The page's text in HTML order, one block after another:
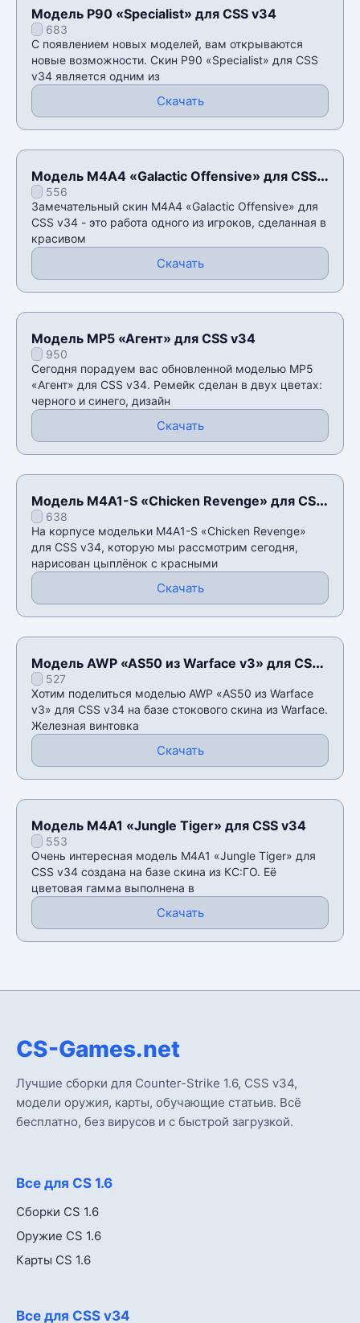
Модель P90 «Specialist» для CSS v34
683
С появлением новых моделей, вам открываются
новые возможности. Скин P90 «Specialist» для CSS
v34 является одним из
Скачать
Модель М4А4 «Galactic Offensive» для CSS
v34556
Замечательный скин М4А4 «Galactic Offensive» для
CSS v34 - это работа одного из игроков, сделанная в
красивом
Скачать
Модель MP5 «Агент» для CSS v34
950
Сегодня порадуем вас обновленной моделью MP5
«Агент» для CSS v34. Ремейк сделан в двух цветах:
черного и синего, дизайн
Скачать
Модель M4A1-S «Chicken Revenge» для CSS
v34638
На корпусе модельки M4A1-S «Chicken Revenge»
для CSS v34, которую мы рассмотрим сегодня,
нарисован цыплëнок с красными
Скачать
Модель AWP «AS50 из Warface v3» для CSS
v34527
Хотим поделиться моделью AWP «AS50 из Warface
v3» для CSS v34 на базе стокового скина из Warface.
Железная винтовка
Скачать
Модель M4A1 «Jungle Tiger» для CSS v34
553
Очень интересная модель M4A1 «Jungle Tiger» для
CSS v34 создана на базе скина из КС:ГО. Её
цветовая гамма выполнена в
Скачать
CS-Games.net
Лучшие сборки для Counter-Strike 1.6, CSS v34,
модели оружия, карты, обучающие статьив. Всё
бесплатно, без вирусов и с быстрой загрузкой.
Все для CS 1.6
Сборки CS 1.6
Оружие CS 1.6
Карты CS 1.6
Все для CSS v34